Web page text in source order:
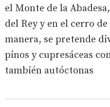
el Monte de la
del Rey y en el cerro
manera, se pretende
pinos y cupresáceas
también autóctonas